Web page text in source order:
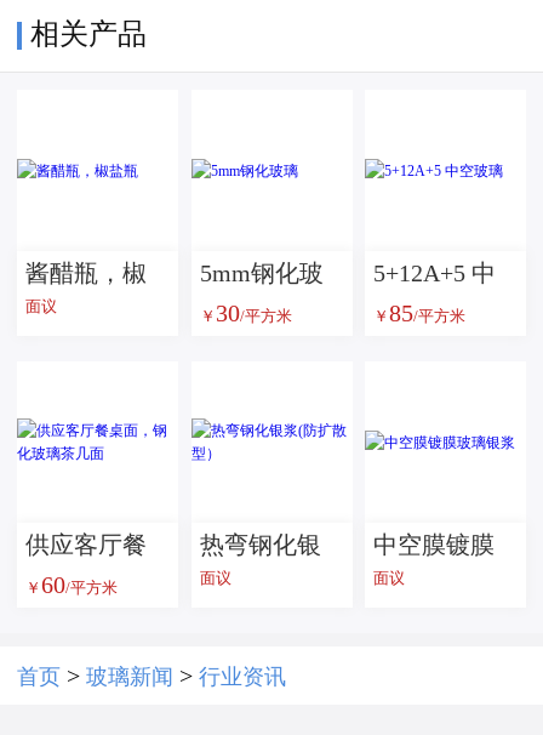
相关产品
酱醋瓶，椒
盐瓶
面议
5mm钢化玻
璃
￥ 30/平方米
5+12A+5 中
空玻璃
￥ 85/平方米
供应客厅餐
桌面，钢化
￥ 60/平方米
热弯钢化银
浆(防扩散
面议
中空膜镀膜
玻璃银浆
面议
首页 > 玻璃新闻 > 行业资讯